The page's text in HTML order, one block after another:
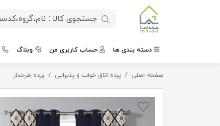
دسته بندی ها حساب کاربری من وبلاگ
صفحه اصلی پرده اتاق خواب و پذیرایی پرده طرحدار پرده پانچی طرح سنتی